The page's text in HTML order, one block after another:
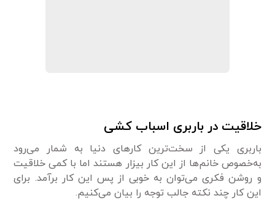
خلاقیت در باربری اسباب کشی
باربری یکی از سخت‌ترین کارهای دنیا به شمار می‌رود
به‌خصوص خانم‌ها از این کار بیزار هستند اما با کمی خلاقیت
و روشن فکری می‌توان به خوبی از پس این کار برآمد. برای
این کار چند نکته جالب توجه را بیان می‌کنیم.